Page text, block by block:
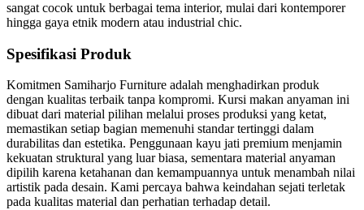
sangat cocok untuk berbagai tema interior, mulai dari kontemporer
hingga gaya etnik modern atau industrial chic.
Spesifikasi Produk
Komitmen Samiharjo Furniture adalah menghadirkan produk
dengan kualitas terbaik tanpa kompromi. Kursi makan anyaman ini
dibuat dari material pilihan melalui proses produksi yang ketat,
memastikan setiap bagian memenuhi standar tertinggi dalam
durabilitas dan estetika. Penggunaan kayu jati premium menjamin
kekuatan struktural yang luar biasa, sementara material anyaman
dipilih karena ketahanan dan kemampuannya untuk menambah nilai
artistik pada desain. Kami percaya bahwa keindahan sejati terletak
pada kualitas material dan perhatian terhadap detail.